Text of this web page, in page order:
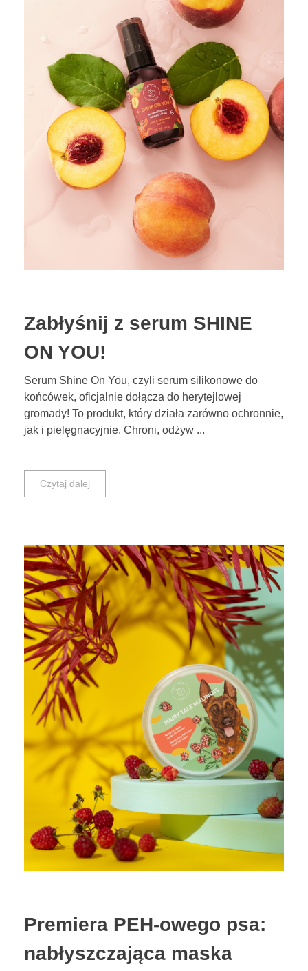
Zabłyśnij z serum SHINE
ON YOU!
Serum Shine On You, czyli serum silikonowe do
końcówek, oficjalnie dołącza do herytejlowej
gromady! To produkt, który działa zarówno ochronnie,
jak i pielęgnacyjnie. Chroni, odżyw ...
Czytaj dalej
Premiera PEH-owego psa:
nabłyszczająca maska